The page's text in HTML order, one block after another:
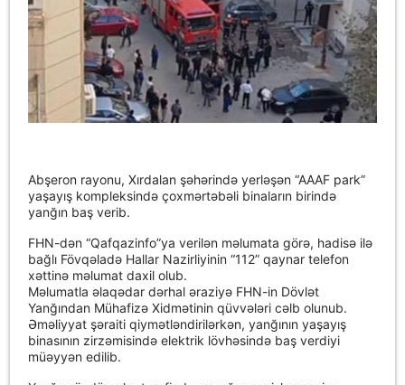
Abşeron rayonu, Xırdalan şəhərində yerləşən “AAAF park”
yaşayış kompleksində çoxmərtəbəli binaların birində
yanğın baş verib.
FHN-dən “Qafqazinfo”ya verilən məlumata görə, hadisə ilə
bağlı Fövqəladə Hallar Nazirliyinin “112” qaynar telefon
xəttinə məlumat daxil olub.
Məlumatla əlaqədar dərhal əraziyə FHN-in Dövlət
Yanğından Mühafizə Xidmətinin qüvvələri cəlb olunub.
Əməliyyat şəraiti qiymətləndirilərkən, yanğının yaşayış
binasının zirzəmisində elektrik lövhəsində baş verdiyi
müəyyən edilib.